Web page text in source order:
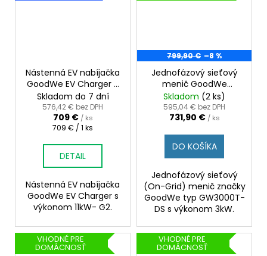
Nástenná EV nabíjačka
GoodWe EV Charger 11
kW- G2
Skladom do 7 dní
576,42 € bez DPH
709 € / ks
Jednotková
709 € / 1 ks
DETAIL
Nástenná EV nabíjačka
GoodWe EV Charger s
výkonom 11kW- G2.
799,90 € –8 %
Jednofázový sieťový
menič GoodWe
GW3000T-DS
Skladom (2 ks)
595,04 € bez DPH
731,90 € / ks
DO KOŠÍKA
Jednofázový sieťový
(On-Grid) menič značky
GoodWe typ GW3000T-
DS s výkonom 3kW.
VHODNÉ PRE
DOMÁCNOSŤ
VHODNÉ PRE
DOMÁCNOSŤ